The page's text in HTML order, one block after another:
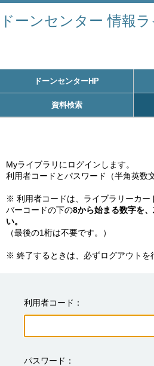
ドーンセンター 情報
ドーンセンターHP
資料検索
Myライブラリにログインします。
利用者コードとパスワード（半角英数
※ 利用者コードは、ライブラリーカー
バーコードの下の8から始まる数字を
い。
（最後の1桁は不要です。）
※ 終了するときは、必ずログアウトを
利用者コード
パスワード